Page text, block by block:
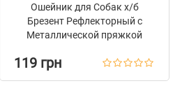
Ошейник для Собак х/б
Брезент Рефлекторный c
Металлической пряжкой
Васильковый
119 грн